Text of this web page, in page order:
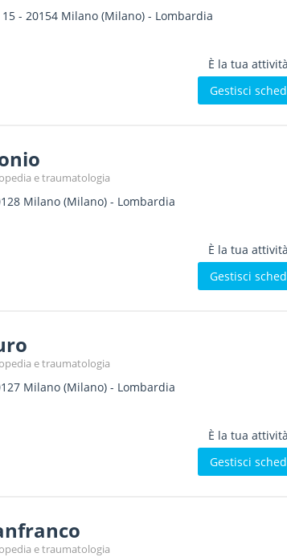
15- 20154 Milano(Milano) - Lombardia
È la tua
Gestisci
e traumatologia
Milano(Milano) - Lombardia
È la tua
Gestisci
e traumatologia
Milano(Milano) - Lombardia
È la tua
Gestisci
e traumatologia